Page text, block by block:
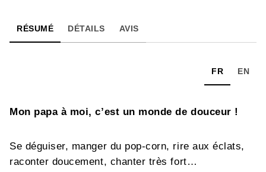
RÉSUMÉ DÉTAILS AVIS
FR EN
Mon papa à moi, c’est un monde de douceur !
Se déguiser, manger du pop-corn, rire aux éclats,
raconter doucement, chanter très fort…